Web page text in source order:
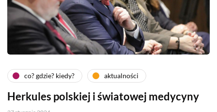
co? gdzie? kiedy? aktualności
Herkules polskiej i światowej medycyny